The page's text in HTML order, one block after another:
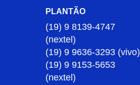
PLANTÃO
(19) 9 8139-4747
(nextel)
(19) 9 9636-3293 (vivo)
(19) 9 9153-5653
(nextel)